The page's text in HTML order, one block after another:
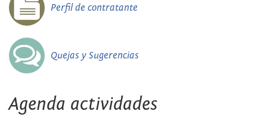
Perfil de contratante
Quejas y Sugerencias
Agenda actividades